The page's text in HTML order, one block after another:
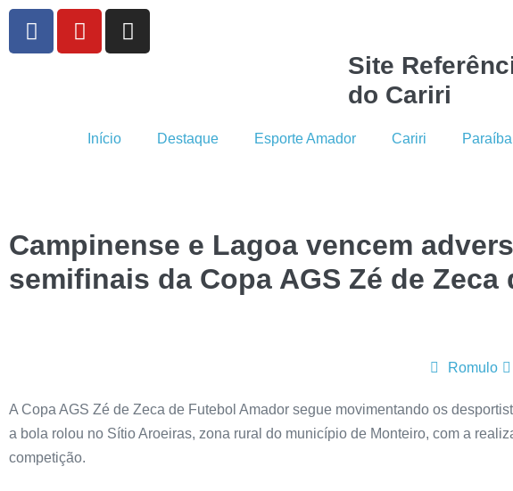
Site
do Cariri
Início Destaque Esporte Amador Cariri Paraíba
Campinense e Lagoa vencem
semifinais da Copa AGS Zé de Zeca
Romulo
A Copa AGS Zé de Zeca de Futebol Amador segue movimentando os
a bola rolou no Sítio Aroeiras, zona rural do município de Monteiro, com a
competição.